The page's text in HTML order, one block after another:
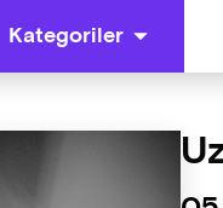
Kategoriler